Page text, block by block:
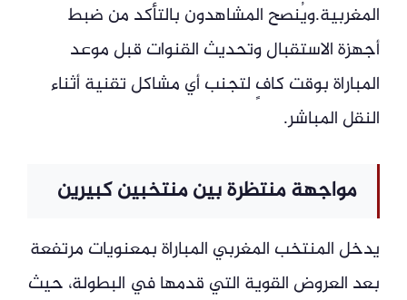
المغربية.ويُنصح المشاهدون بالتأكد من ضبط
أجهزة الاستقبال وتحديث القنوات قبل موعد
المباراة بوقت كافٍ لتجنب أي مشاكل تقنية أثناء
النقل المباشر.
مواجهة منتظرة بين منتخبين كبيرين
يدخل المنتخب المغربي المباراة بمعنويات مرتفعة
بعد العروض القوية التي قدمها في البطولة، حيث